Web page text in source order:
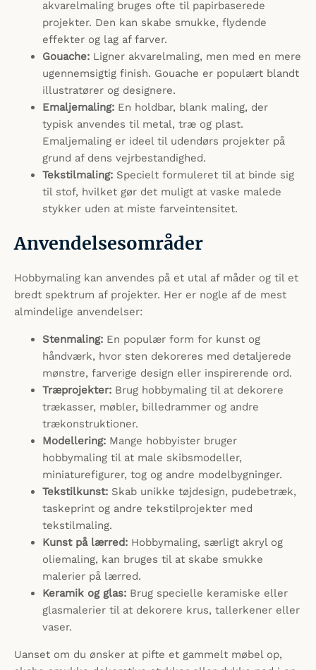
akvarelmaling bruges ofte til papirbaserede
projekter. Den kan skabe smukke, flydende
effekter og lag af farver.
Gouache: Ligner akvarelmaling, men med en mere
ugennemsigtig finish. Gouache er populært blandt
illustratører og designere.
Emaljemaling: En holdbar, blank maling, der
typisk anvendes til metal, træ og plast.
Emaljemaling er ideel til udendørs projekter på
grund af dens vejrbestandighed.
Tekstilmaling: Specielt formuleret til at binde sig
til stof, hvilket gør det muligt at vaske malede
stykker uden at miste farveintensitet.
Anvendelsesområder
Hobbymaling kan anvendes på et utal af måder og til et
bredt spektrum af projekter. Her er nogle af de mest
almindelige anvendelser:
Stenmaling: En populær form for kunst og
håndværk, hvor sten dekoreres med detaljerede
mønstre, farverige design eller inspirerende ord.
Træprojekter: Brug hobbymaling til at dekorere
trækasser, møbler, billedrammer og andre
trækonstruktioner.
Modellering: Mange hobbyister bruger
hobbymaling til at male skibsmodeller,
miniaturefigurer, tog og andre modelbygninger.
Tekstilkunst: Skab unikke tøjdesign, pudebetræk,
taskeprint og andre tekstilprojekter med
tekstilmaling.
Kunst på lærred: Hobbymaling, særligt akryl og
oliemaling, kan bruges til at skabe smukke
malerier på lærred.
Keramik og glas: Brug specielle keramiske eller
glasmalerier til at dekorere krus, tallerkener eller
vaser.
Uanset om du ønsker at pifte et gammelt møbel op,